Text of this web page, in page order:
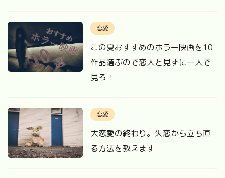
恋愛
この夏おすすめのホラー映画を10
作品選ぶので恋人と見ずに一人で
見ろ！
恋愛
大恋愛の終わり。失恋から立ち直
る方法を教えます